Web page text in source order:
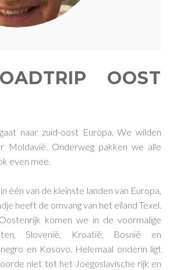
OOST
naar zuid-oost Europa. We wilden
Moldavië. Onderweg pakken we alle
even mee.
één van de kleinste landen van Europa,
heeft de omvang van het eiland Texel.
komen we in de voormalige
Slovenië, Kroatië, Bosnië en
en Kosovo. Helemaal onderin ligt
niet tot het Joegoslavische rijk en